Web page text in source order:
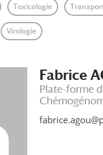
Toxicologie
Virologie
Fabrice
Plate-forme